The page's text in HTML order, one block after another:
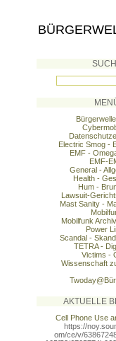
Electric Smog -
EMF -
EMF-
General -
Health -
Hum -
Lawsuit-
Mast Sanity -
Mobilfunk
Power
Scandal -
TETRA -
Victims -
Wissenschaft
AKTUELLE
Cell Phone Use
https://
om/ce/v/